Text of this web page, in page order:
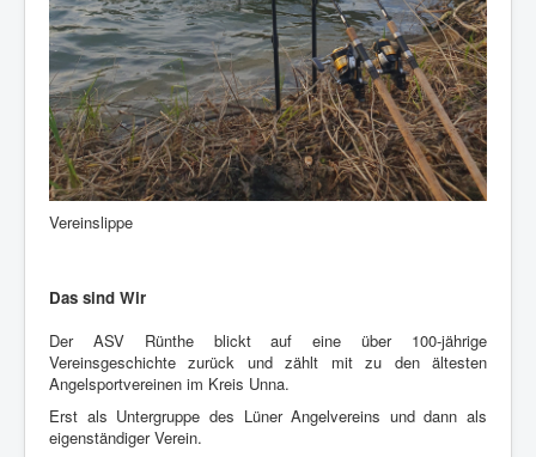
Vereinslippe
Das sind Wir
Der ASV Rünthe blickt auf eine über 100-jährige
Vereinsgeschichte zurück und zählt mit zu den ältesten
Angelsportvereinen im Kreis Unna.
Erst als Untergruppe des Lüner Angelvereins und dann als
eigenständiger Verein.